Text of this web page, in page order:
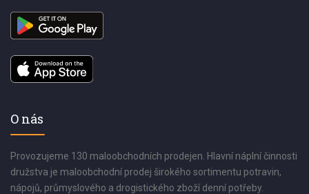
O nás
Provozujeme 130 maloobchodních prodejen. Hlavní náplní činnosti
družstva je maloobchodní prodej širokého sortimentu potravin,
nápojů, průmyslového a drogistického zboží denní potřeby.